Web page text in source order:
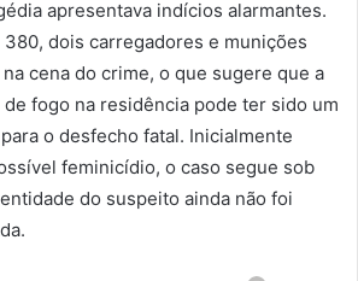
apresentava indícios alarmantes.
dois carregadores e munições
cena do crime, o que sugere que a
fogo na residência pode ter sido um
o desfecho fatal. Inicialmente
feminicídio, o caso segue sob
do suspeito ainda não foi